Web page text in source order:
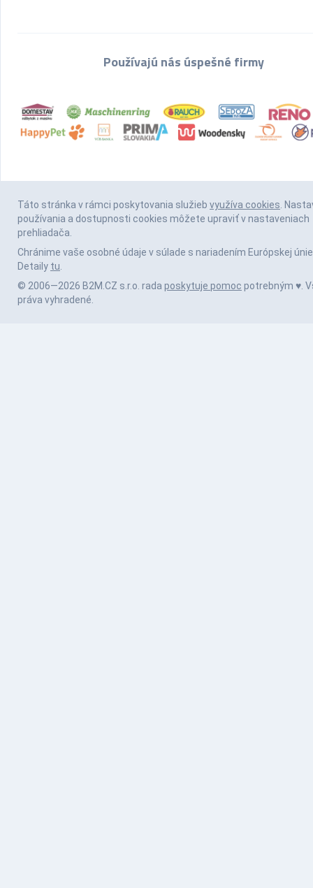
Používajú nás úspešné firmy
Táto stránka v rámci poskytovania služieb využíva cookies.
používania a dostupnosti cookies môžete upraviť v nastaveniach
prehliadača.
Chránime vaše osobné údaje v súlade s nariadením Európskej únie
Detaily tu.
© 2006—2026 B2M.CZ s.r.o. rada poskytuje pomoc potrebným ♥️.
práva vyhradené.